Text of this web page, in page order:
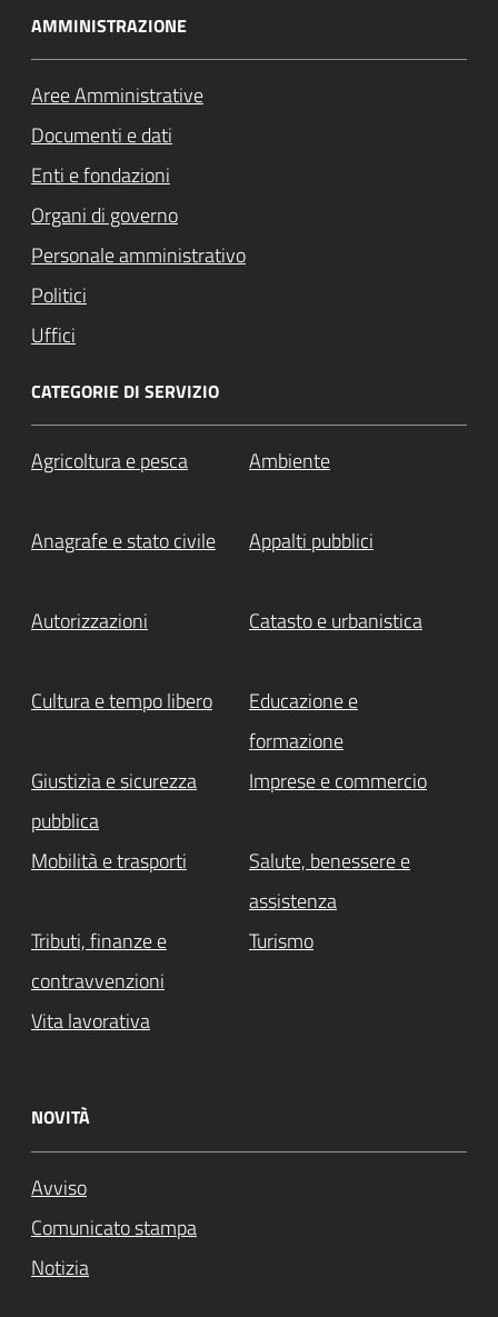
AMMINISTRAZIONE
Aree Amministrative
Documenti e dati
Enti e fondazioni
Organi di governo
Personale amministrativo
Politici
Uffici
CATEGORIE DI SERVIZIO
Agricoltura e pesca Ambiente
Anagrafe e stato civile Appalti pubblici
Autorizzazioni Catasto e urbanistica
Cultura e tempo libero
Educazione e
formazione
Giustizia e sicurezza
pubblica
Imprese e commercio
Mobilità e trasporti
Salute, benessere e
assistenza
Tributi, finanze e
contravvenzioni
Turismo
Vita lavorativa
NOVITÀ
Avviso
Comunicato stampa
Notizia